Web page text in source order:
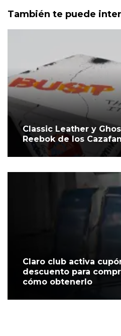
También te puede
Classic Leather y
Reebok de los
Claro club activa
descuento para
cómo obtenerlo